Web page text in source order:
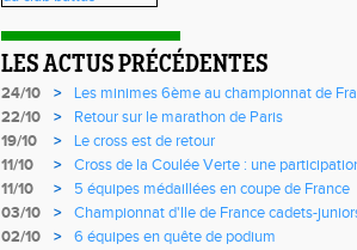
LES ACTUS PRÉCÉDENTES
24/10 >
Les minimes 6ème au championnat de
22/10
>
Retour sur le marathon de Paris
19/10
>
Le cross est de retour
11/10
>
Cross de la Coulée Verte : une
Rendez-vous !
11/10 >
5 équipes médaillées en coupe de France
03/10
>
Championnat d'Ile de France cadets-
l'EASQY victorieuses
02/10 >
6 équipes en quête de podium